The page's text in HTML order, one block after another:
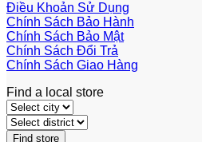
Điều Khoản Sử Dụng
Chính Sách Bảo Hành
Chính Sách Bảo Mật
Chính Sách Đổi Trả
Chính Sách Giao Hàng
Find a local store